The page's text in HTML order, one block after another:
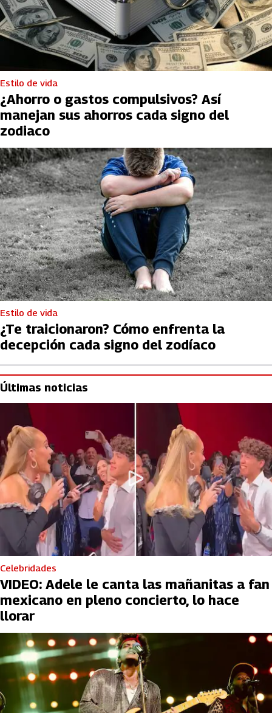
Estilo de vida
¿Ahorro o gastos compulsivos? Así
manejan sus ahorros cada signo del
zodiaco
Estilo de vida
¿Te traicionaron? Cómo enfrenta la
decepción cada signo del zodíaco
Últimas noticias
Celebridades
VIDEO: Adele le canta las mañanitas a fan
mexicano en pleno concierto, lo hace
llorar